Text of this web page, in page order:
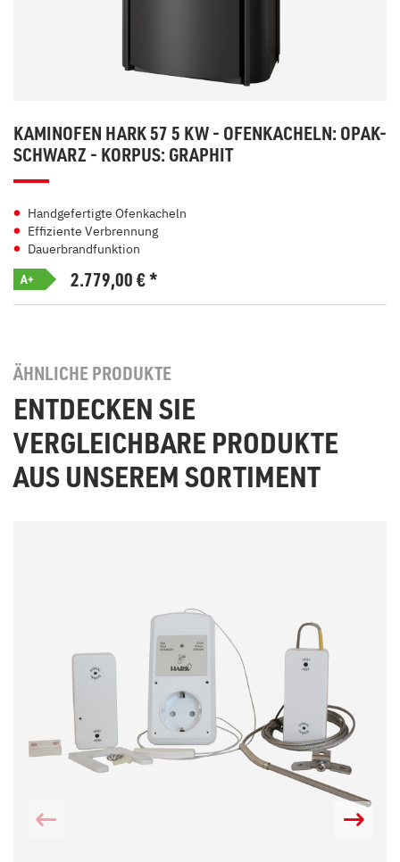
KAMINOFEN HARK 57 5 KW - OFENKACHELN: OPAK-
SCHWARZ - KORPUS: GRAPHIT
Handgefertigte Ofenkacheln
Effiziente Verbrennung
Dauerbrandfunktion
A+ 2.779,00€*
ÄHNLICHE PRODUKTE
ENTDECKEN SIE
VERGLEICHBARE PRODUKTE
AUS UNSEREM SORTIMENT